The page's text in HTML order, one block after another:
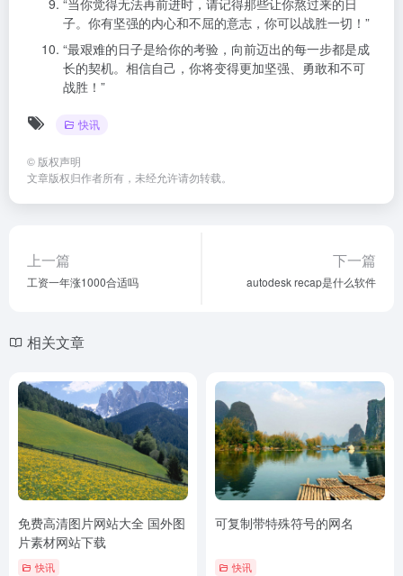
“当你觉得无法再前进时，请记得那些让你熬过来的日
子。你有坚强的内心和不屈的意志，你可以战胜一切！”
“最艰难的日子是给你的考验，向前迈出的每一步都是成
长的契机。相信自己，你将变得更加坚强、勇敢和不可
战胜！”
快讯
© 版权声明
文章版权归作者所有，未经允许请勿转载。
上一篇
工资一年涨1000合适吗
下一篇
autodesk recap是什么软件
相关文章
免费高清图片网站大全 国外图
片素材网站下载
快讯
可复制带特殊符号的网名
快讯